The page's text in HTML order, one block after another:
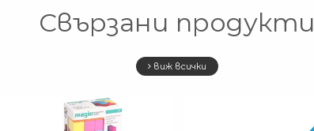
Свързани продукти
виж всички